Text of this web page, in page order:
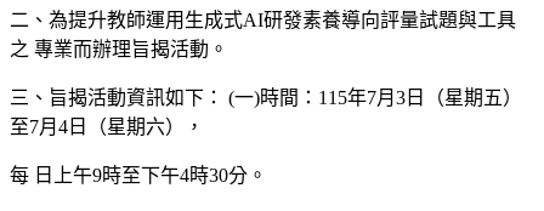
二、為提升教師運用生成式AI研發素養導向評量試題與工具
之 專業而辦理旨揭活動。
三、旨揭活動資訊如下： (一)時間：115年7月3日（星期五）
至7月4日（星期六），
每 日上午9時至下午4時30分。